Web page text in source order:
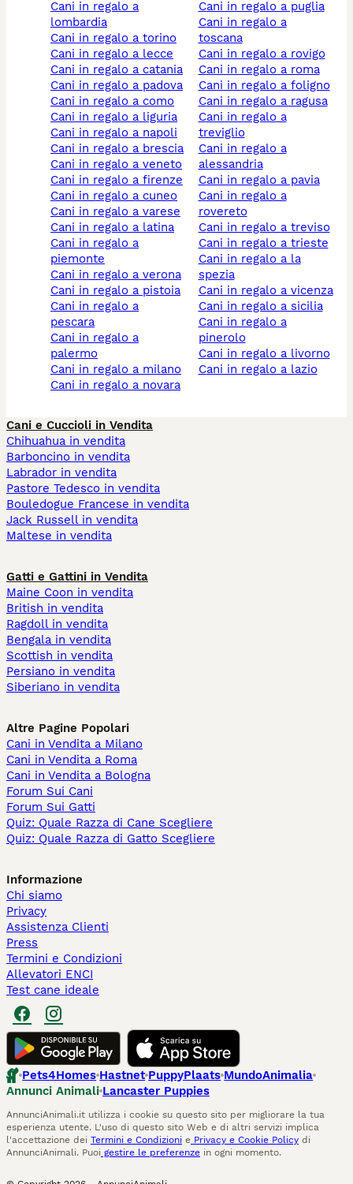
cani in regalo a
lombardia
cani in regalo a torino
cani in regalo a lecce
cani in regalo a catania
cani in regalo a padova
cani in regalo a como
cani in regalo a liguria
cani in regalo a napoli
cani in regalo a brescia
cani in regalo a veneto
cani in regalo a firenze
cani in regalo a cuneo
cani in regalo a varese
cani in regalo a latina
cani in regalo a
piemonte
cani in regalo a verona
cani in regalo a pistoia
cani in regalo a
pescara
cani in regalo a
palermo
cani in regalo a milano
cani in regalo a novara
cani in regalo a puglia
cani in regalo a
toscana
cani in regalo a rovigo
cani in regalo a roma
cani in regalo a foligno
cani in regalo a ragusa
cani in regalo a
treviglio
cani in regalo a
alessandria
cani in regalo a pavia
cani in regalo a
rovereto
cani in regalo a treviso
cani in regalo a trieste
cani in regalo a la
spezia
cani in regalo a vicenza
cani in regalo a sicilia
cani in regalo a
pinerolo
cani in regalo a livorno
cani in regalo a lazio
Cani e Cuccioli in Vendita
Chihuahua in vendita
Barboncino in vendita
Labrador in vendita
Pastore Tedesco in vendita
Bouledogue Francese in vendita
Jack Russell in vendita
Maltese in vendita
Gatti e Gattini in Vendita
Maine Coon in vendita
British in vendita
Ragdoll in vendita
Bengala in vendita
Scottish in vendita
Persiano in vendita
Siberiano in vendita
Altre Pagine Popolari
Cani in Vendita a Milano
Cani in Vendita a Roma
Cani in Vendita a Bologna
Forum Sui Cani
Forum Sui Gatti
Quiz: Quale Razza di Cane Scegliere
Quiz: Quale Razza di Gatto Scegliere
Informazione
Chi siamo
Privacy
Assistenza Clienti
Press
Termini e Condizioni
Allevatori ENCI
Test cane ideale
Pets4Homes Hastnet PuppyPlaats MundoAnimalia
Annunci Animali Lancaster Puppies
AnnunciAnimali.it utilizza i cookie su questo sito per migliorare la tua
esperienza utente. L'uso di questo sito Web e di altri servizi implica
l'accettazione dei Termini e Condizioni e Privacy e Cookie Policy di
AnnunciAnimali. Puoi gestire le preferenze in ogni momento.